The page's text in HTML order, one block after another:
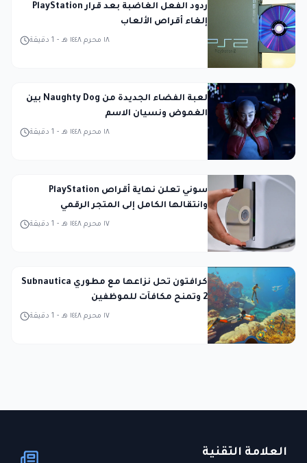
ردود الفعل الغاضبة بعد قرار PlayStation
إلغاء أقراص الألعاب
1 دقيقة - ١٨ محرم ١٤٤٨ هـ
لعبة الفضاء الجديدة من Naughty Dog بين
الغموض ونسيان الاسم
1 دقيقة - ١٨ محرم ١٤٤٨ هـ
سوني تعلن نهاية أقراص PlayStation
وانتقالها الكامل إلى المتجر الرقمي
1 دقيقة - ١٧ محرم ١٤٤٨ هـ
كرافتون تحل نزاعها مع مطوري Subnautica
2 وتمنح مكافآت للموظفين
1 دقيقة - ١٧ محرم ١٤٤٨ هـ
العلامة التقنية